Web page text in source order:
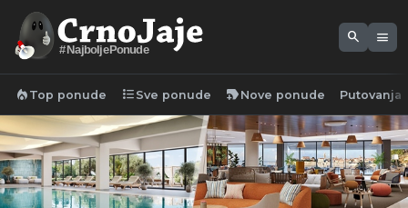
#NajboljePonude
search menu
local_fire_department Top ponude format_list_bulleted Sve ponude new_label Nove ponude Putovanja